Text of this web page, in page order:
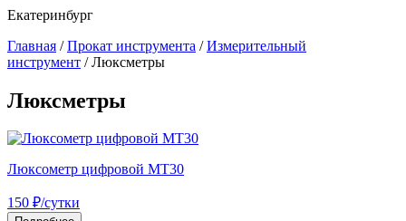
Екатеринбург
Главная /Прокат инструмента /Измерительный
инструмент / Люксметры
Люксметры
Люксометр цифровой MT30
150 ₽/сутки